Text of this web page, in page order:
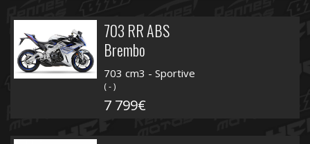
703 RR ABS
Brembo
703 cm3 - Sportive
( - )
7 799€